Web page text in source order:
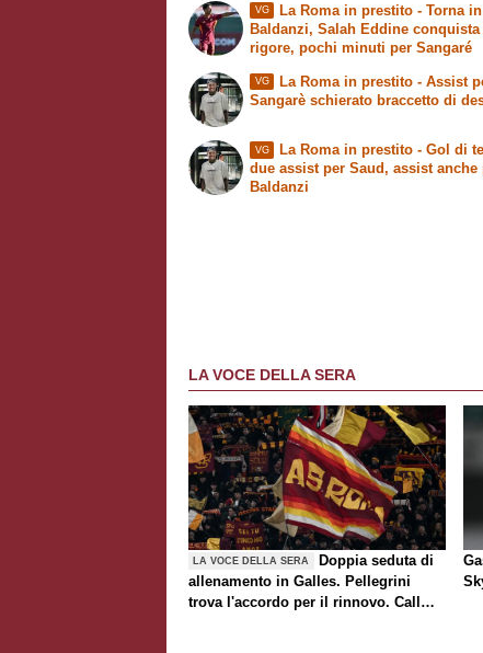
VG La Roma in prestito- Torna
Baldanzi, Salah Eddine
rigore, pochi minuti per Sangaré
VG La Roma in prestito- Assist
Sangarè schierato braccetto di
VG La Roma in prestito- Gol di
due assist per Saud, assist anche
Baldanzi
LA VOCE DELLA SERA
LA VOCE DELLA SERA
Doppia seduta di
allenamento in Galles. Pellegrini
trova l'accordo per il rinnovo. Call